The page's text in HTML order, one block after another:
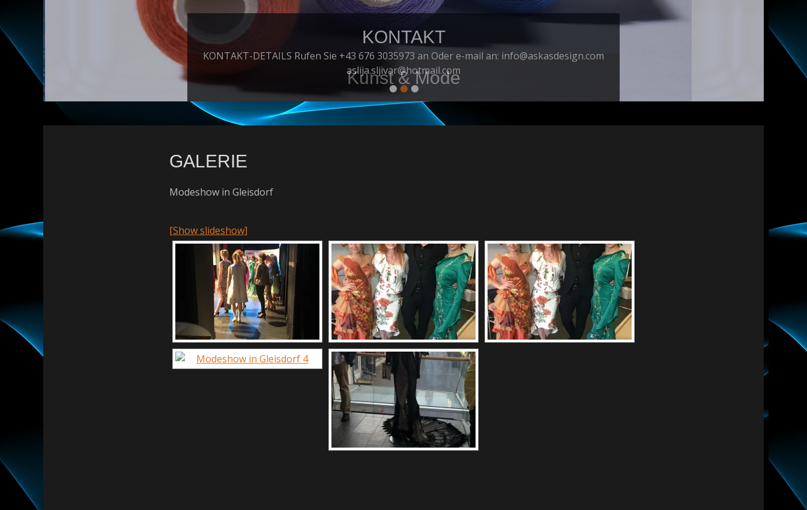
•••
KONTAKT
Posted
By
Mediator
KONTAKT-DETAILS Rufen Sie +43 676 3035973 an Oder e-mail an: info@askasdesign.com
aslija.sljivar@hotmail.com
GALERIE
Modeshow in Gleisdorf
[Show slideshow]